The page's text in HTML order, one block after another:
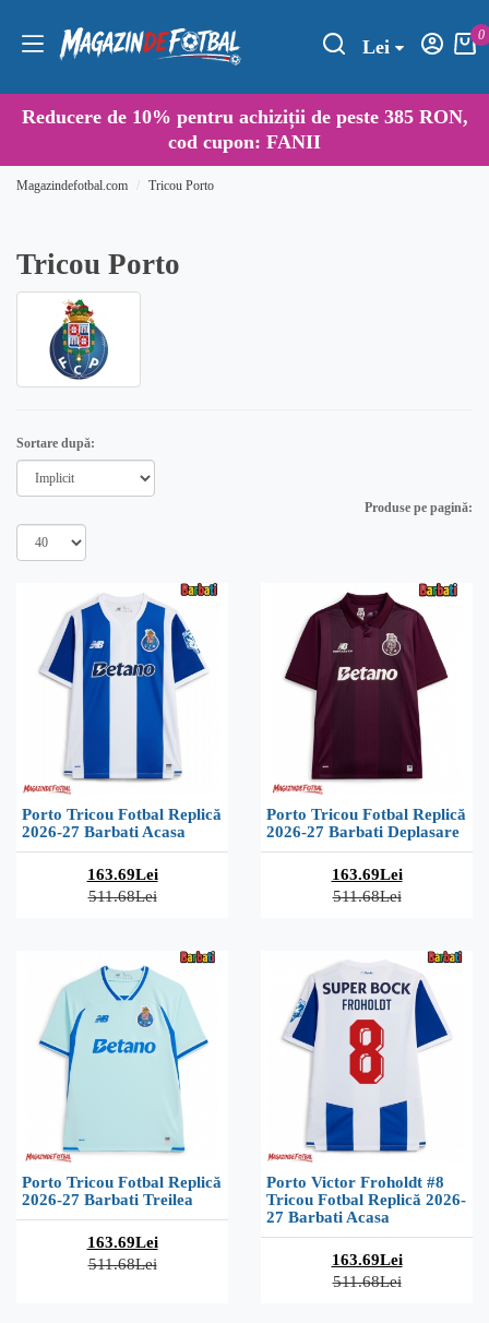
Lei
0
Reducere de 10% pentru achiziții de peste 385 RON,
cod cupon: FANII
Magazindefotbal.com Tricou Porto
Tricou Porto
Sortare după:
Produse pe pagină:
Porto Tricou Fotbal Replică
2026-27 Barbati Acasa
163.69Lei
511.68Lei
Porto Tricou Fotbal Replică
2026-27 Barbati Deplasare
163.69Lei
511.68Lei
Porto Tricou Fotbal Replică
2026-27 Barbati Treilea
163.69Lei
511.68Lei
Porto Victor Froholdt #8
Tricou Fotbal Replică 2026-
27 Barbati Acasa
163.69Lei
511.68Lei